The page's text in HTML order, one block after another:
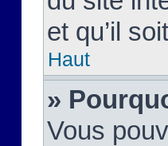
et qu’il
Haut
»
Vous